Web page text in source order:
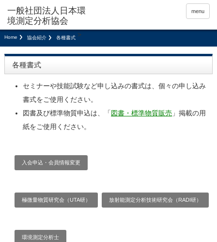
menu
Home 協会紹介 >
各種書式
各種書式
セミナーや技能試験など申し込みの書式は、個々の申し込み
書式をご使用ください。
図書及び標準物質申込は、「図書・標準物質販売 」掲載の用
紙をご使用ください。
入会申込・会員情報変更
極微量物質研究会（UTA研） 放射能測定分析技術研究会（RADI研）
環境測定分析士